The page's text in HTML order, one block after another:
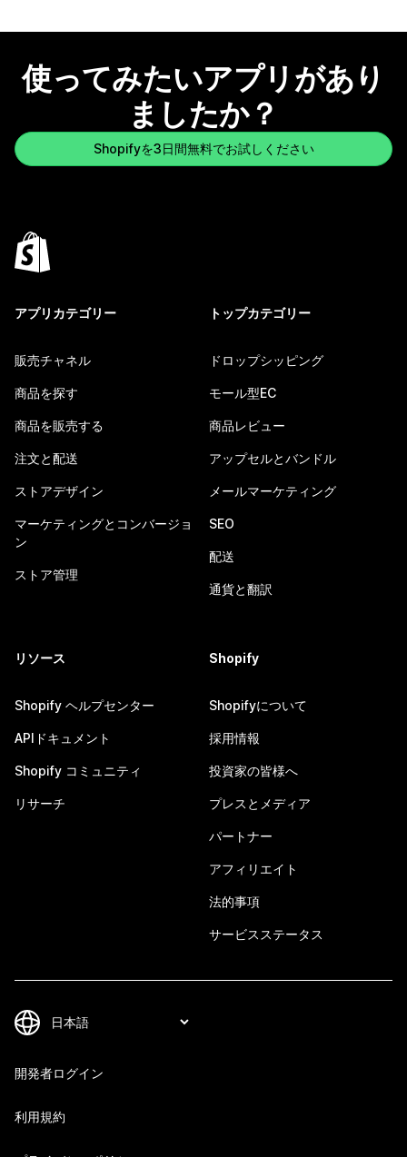
使ってみたいアプリがあり
ましたか？
Shopifyを3日間無料でお試しください
アプリカテゴリー
販売チャネル
商品を探す
商品を販売する
注文と配送
ストアデザイン
マーケティングとコンバージョ
ン
ストア管理
トップカテゴリー
ドロップシッピング
モール型EC
商品レビュー
アップセルとバンドル
メールマーケティング
SEO
配送
通貨と翻訳
リソース
Shopify ヘルプセンター
APIドキュメント
Shopify コミュニティ
リサーチ
Shopify
Shopifyについて
採用情報
投資家の皆様へ
プレスとメディア
パートナー
アフィリエイト
法的事項
サービスステータス
開発者ログイン
利用規約